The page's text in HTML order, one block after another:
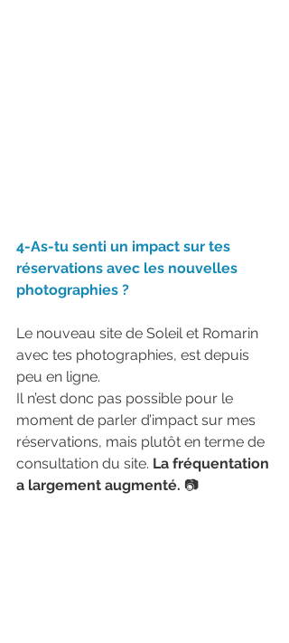
4-As-tu senti un impact sur tes
réservations avec les nouvelles
photographies ?
Le nouveau site de Soleil et Romarin
avec tes photographies, est depuis
peu en ligne.
Il n’est donc pas possible pour le
moment de parler d’impact sur mes
réservations, mais plutôt en terme de
consultation du site. La fréquentation
a largement augmenté. 📷